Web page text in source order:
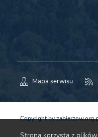
Mapa serwisu
Copyright by
Strona korzysta z